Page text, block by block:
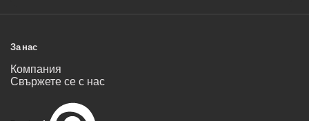
За нас
Компания
Свържете се с нас